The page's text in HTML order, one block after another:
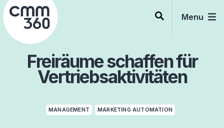
Skip
to
content
Menu
Freiräume schaffen für
Vertriebsaktivitäten
MANAGEMENT MARKETING AUTOMATION